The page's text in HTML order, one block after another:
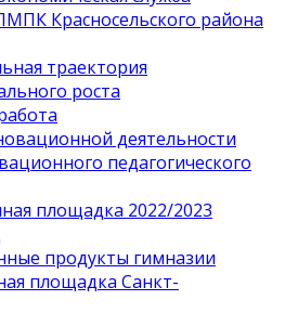
Красносельского района
траектория
роста
деятельности
педагогического
площадка 2022/2023
продукты гимназии
площадка Санкт-